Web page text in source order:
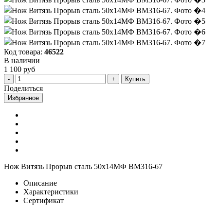
Код товара: 46522
В наличии
1 100 руб
Купить
Поделиться
Избранное
Нож Витязь Прорыв сталь 50х14МФ BM316-67
Описание
Характеристики
Сертификат